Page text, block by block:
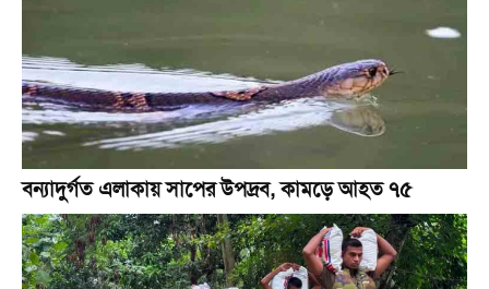
বন্যাদুর্গত এলাকায় সাপের উপদ্রব, কামড়ে আহত ৭৫